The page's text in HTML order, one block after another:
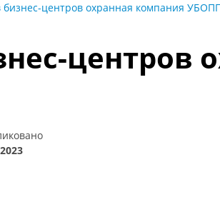
бизнес-центров охранная компания
центров